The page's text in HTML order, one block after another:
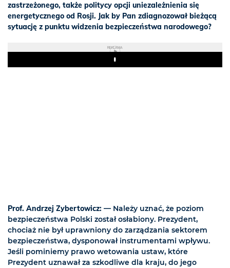
zastrzeżonego, także politycy opcji uniezależnienia się
energetycznego od Rosji. Jak by Pan zdiagnozował bieżącą
sytuację z punktu widzenia bezpieczeństwa narodowego?
REKLAMA
Play
Prof. Andrzej Zybertowicz: — Należy uznać, że poziom
bezpieczeństwa Polski został osłabiony. Prezydent,
chociaż nie był uprawniony do zarządzania sektorem
bezpieczeństwa, dysponował instrumentami wpływu.
Jeśli pominiemy prawo wetowania ustaw, które
Prezydent uznawał za szkodliwe dla kraju, do jego